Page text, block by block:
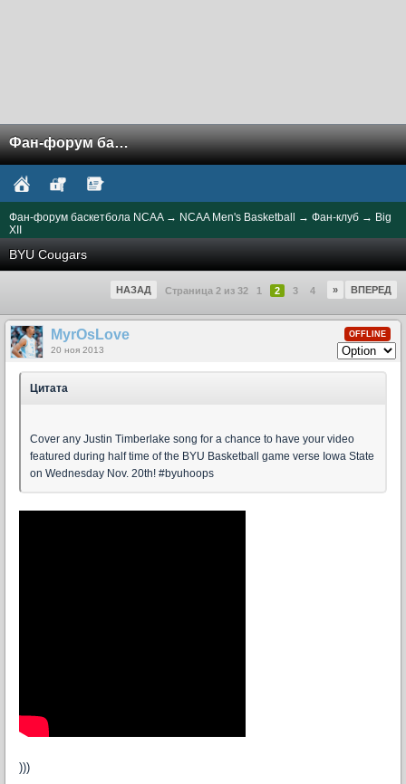
Фан-форум баскетбола NCAA
Фан-форум баскетбола NCAA → NCAA Men's Basketball → Фан-клуб → Big
XII
BYU Cougars
НАЗАД Страница 2 из 32 1 2 3 4 ВПЕРЕД
»
OFFLINE
MyrOsLove
20 ноя 2013
Цитата
Cover any Justin Timberlake song for a chance to have your video
featured during half time of the BYU Basketball game verse Iowa State
on Wednesday Nov. 20th! #byuhoops
)))